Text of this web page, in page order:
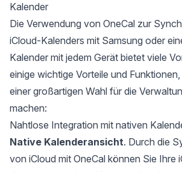
Kalender
Die Verwendung von OneCal zur
iCloud-Kalenders mit Samsung oder
Kalender mit jedem Gerät bietet viele
einige wichtige Vorteile und
einer großartigen Wahl für die
machen:
Nahtlose Integration mit nativen
Native Kalenderansicht. Durch die
von iCloud mit OneCal können Sie Ihre